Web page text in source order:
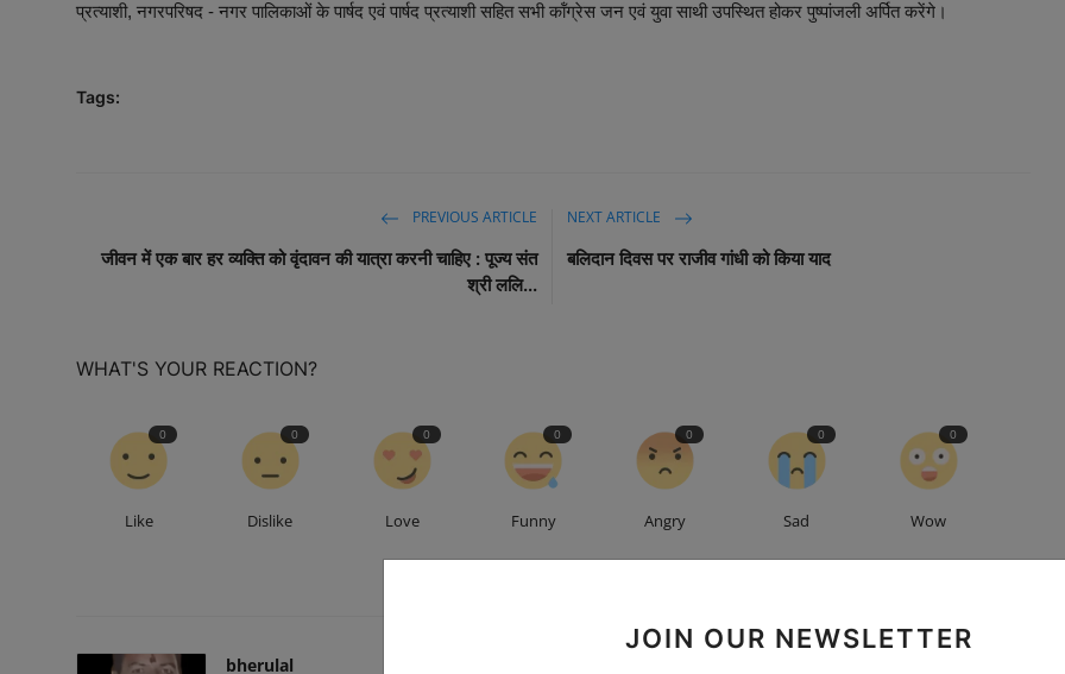
JOIN OUR NEWSLETTER
प्रत्याशी, नगरपरिषद - नगर पालिकाओं के पार्षद एवं पार्षद प्रत्याशी सहित सभी कॉंग्रेस जन एवं युवा साथी उपस्थित होकर पुष्पांजली अर्पित करेंगे।
Tags:
PREVIOUS ARTICLE
जीवन में एक बार हर व्यक्ति को वृंदावन की यात्रा करनी चाहिए : पूज्य संत
श्री ललि...
NEXT ARTICLE
बलिदान दिवस पर राजीव गांधी को किया याद
WHAT'S YOUR REACTION?
0
Like
0
Dislike
0
Love
0
Funny
0
Angry
0
Sad
0
Wow
bherulal